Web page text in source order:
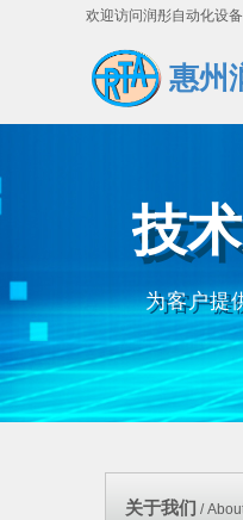
欢迎访问润彤自动化设备
惠州
技
技
为客户提
为客户提
关于我们 /